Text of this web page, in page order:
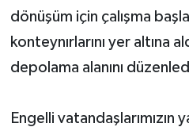
dönüşüm için çalışma
konteynırlarını yer altına
depolama alanını
Engelli vatandaşlarımızın